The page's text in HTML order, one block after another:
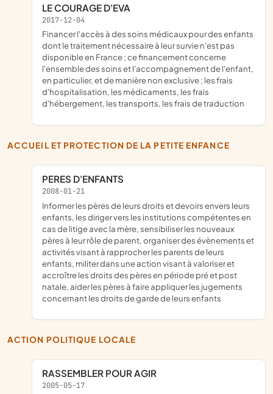
LE COURAGE D'EVA
2017-12-04
financer l'accès à des soins médicaux pour des enfants
dont le traitement nécessaire à leur survie n'est pas
disponible en France ; ce financement concerne
l'ensemble des soins et l'accompagnement de l'enfant,
en particulier, et de manière non exclusive ; les frais
d'hospitalisation, les médicaments, les frais
d'hébergement, les transports, les frais de traduction
ACCUEIL ET PROTECTION DE LA PETITE ENFANCE
PERES D'ENFANTS
2008-01-21
informer les pères de leurs droits et devoirs envers leurs
enfants, les diriger vers les institutions compétentes en
cas de litige avec la mère, sensibiliser les nouveaux
pères à leur rôle de parent, organiser des évènements et
activités visant à rapprocher les parents de leurs
enfants, militer dans une action visant à valoriser et
accroître les droits des pères en période pré et post
natale, aider les pères à faire appliquer les jugements
concernant les droits de garde de leurs enfants
ACTION POLITIQUE LOCALE
RASSEMBLER POUR AGIR
2005-05-17